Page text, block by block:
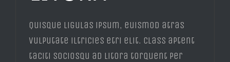
Quisque ligulas ipsum, euismod atras
vulputate iltricies etri elit. Class aptent
taciti sociosqu ad litora torquent per